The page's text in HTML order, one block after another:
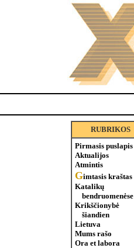
RUBRIKOS
Pirmasis puslapis
Aktualijos
Atmintis
Gimtasis kraštas
Katalikų
bendruomenėse
Krikščionybė
šiandien
Lietuva
Mums rašo
Ora et labora